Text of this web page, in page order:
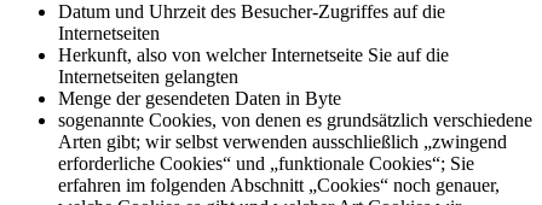
Datum und Uhrzeit des Besucher-Zugriffes auf die
Internetseiten
Herkunft, also von welcher Internetseite Sie auf die
Internetseiten gelangten
Menge der gesendeten Daten in Byte
sogenannte Cookies, von denen es grundsätzlich verschiedene
Arten gibt; wir selbst verwenden ausschließlich „zwingend
erforderliche Cookies“ und „funktionale Cookies“; Sie
erfahren im folgenden Abschnitt „Cookies“ noch genauer,